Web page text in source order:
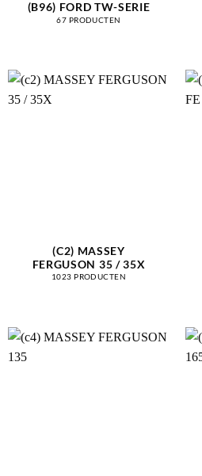
(B96) FORD TW-SERIE
67 PRODUCTEN
(C2) MASSEY
FERGUSON 35 / 35X
1023 PRODUCTEN